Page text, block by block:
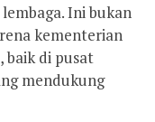
Ini bukan
kementerian
baik di pusat
mendukung